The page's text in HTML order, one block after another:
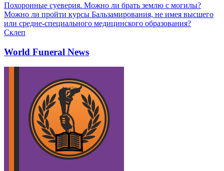
Похоронные суеверия. Можно ли брать землю с могилы?
Можно ли пройти курсы Бальзамирования, не имея высшего
или средне-специального медицинского образования?
Склеп
World Funeral News